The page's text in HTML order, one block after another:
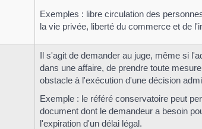
Exemples : libre circulation des
la vie privée, liberté du commerce et de
Il s'agit de demander au juge, même si
dans une affaire, de prendre toute
obstacle à l'exécution d'une décision
Exemple : le référé conservatoire peut
document dont le demandeur a besoin
l'expiration d'un délai légal.